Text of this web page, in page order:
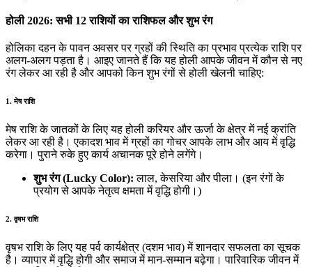
होली 2026: सभी 12 राशियों का राशिफल और शुभ रंग
होलिका दहन के पावन अवसर पर ग्रहों की स्थिति का प्रभाव प्रत्येक राशि पर
अलग-अलग पड़ता है। आइए जानते हैं कि यह होली आपके जीवन में कौन से नए
रंग लेकर आ रही है और आपको किन शुभ रंगों से होली खेलनी चाहिए:
1. मेष राशि
मेष राशि के जातकों के लिए यह होली करियर और ऊर्जा के क्षेत्र में नई क्रांति
लेकर आ रही है। एकादश भाव में ग्रहों का गोचर आपके लाभ और आय में वृद्धि
करेगा। पुराने रुके हुए कार्य अचानक पूरे होने लगेंगे।
शुभ रंग (Lucky Color): लाल, केसरिया और पीला। (इन रंगों के
प्रयोग से आपके नेतृत्व क्षमता में वृद्धि होगी।)
2. वृषभ राशि
वृषभ राशि के लिए यह पर्व कार्यक्षेत्र (दशम भाव) में शानदार सफलता का सूचक
है। व्यापार में वृद्धि होगी और समाज में मान-सम्मान बढ़ेगा। पारिवारिक जीवन में